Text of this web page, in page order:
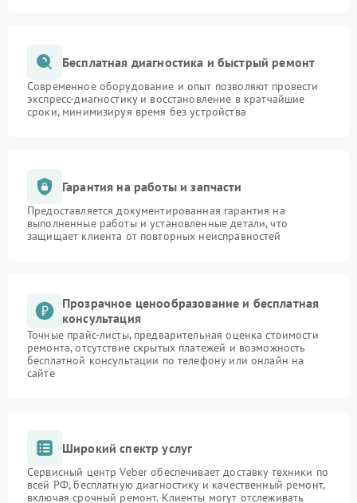
Бесплатная диагностика и быстрый ремонт
Современное оборудование и опыт позволяют провести
экспресс-диагностику и восстановление в кратчайшие
сроки, минимизируя время без устройства
Гарантия на работы и запчасти
Предоставляется документированная гарантия на
выполненные работы и установленные детали, что
защищает клиента от повторных неисправностей
Прозрачное ценообразование и бесплатная
консультация
Точные прайс-листы, предварительная оценка стоимости
ремонта, отсутствие скрытых платежей и возможность
бесплатной консультации по телефону или онлайн на
сайте
Широкий спектр услуг
Сервисный центр Veber обеспечивает доставку техники по
всей РФ, бесплатную диагностику и качественный ремонт,
включая срочный ремонт. Клиенты могут отслеживать